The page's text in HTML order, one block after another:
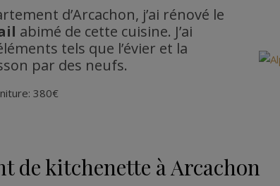
d’Arcachon, j’ai rénové le
abimé de cette cuisine. J’ai
tels que l’évier et la
par des neufs.
380€
de kitchenette à Arcachon